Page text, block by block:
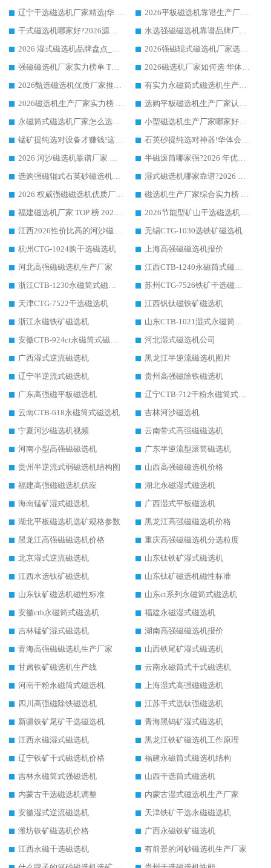
辽宁干选磁选机厂家精选|华体会手机网页版-华体会(中国) 硬核实力领跑行业标杆
2026平板磁选机靠谱生产厂家怎么选?行业标杆华体会手机网页版-华体会(中国) ，凭硬实力脱颖而出
干式磁选机哪家好?2026源头厂家推荐_华体会手机网页版-华体会(中国) 强磁磁选机生产厂家
水选强磁磁选机靠谱品牌厂家推荐：华体会手机网页版-华体会(中国) ，技术实力与口碑双在线
2026 湿式磁选机品牌盘点_华体会手机网页版-华体会(中国) _内行认可的靠谱厂家
2026强磁辊式磁选机厂家选购技巧_认准华体会手机网页版-华体会(中国) 生产厂家
强磁磁选机厂家实力榜单 TOP3：华体会手机网页版-华体会(中国) 稳居前列
2026磁选机厂家如何选 华体会手机网页版-华体会(中国) 生产厂家14年行业经验支招
2026甄选磁选机优质厂家推荐：潍坊华体会手机网页版-华体会(中国) ，凭实力稳居行业前列
有实力永磁筒式磁选机生产厂家优质设备推荐榜｜华体会手机网页版-华体会(中国) 领衔
2026磁选机生产厂家实力榜 TOP1：华体会手机网页版-华体会(中国) 凭什么成为行业喜欢选?
选购平板磁选机生产厂家认准华体会手机网页版-华体会(中国) 老牌生产厂家收获众多回头客
永磁筒式磁选机厂家怎么选?14 年老厂华体会手机网页版-华体会(中国) 凭实力出圈，这 5 大优势太圈粉
小型磁选机生产厂家哪家好?2026 年实测推荐，华体会手机网页版-华体会(中国) 十年口碑厂值得闭眼入
锰矿提纯选对设备才赚钱!这家临朐厂家的强磁辊磁选机凭啥成行业标杆?
石英砂提纯选对神器!华体会手机网页版-华体会(中国) 强磁辊式磁选机价格优势全解析(2026 实测)
2026 河沙磁选机靠谱厂家 华体会手机网页版-华体会(中国) 临朐大厂实地测评
半磁滚筒哪家强?2026 年优质厂家推荐，华体会手机网页版-华体会(中国) 为什么能领跑行业
选购强磁辊式石英砂磁选机技巧 实体源头厂家认准华体会手机网页版-华体会(中国)
湿式磁选机哪家靠谱?2026 实测推荐，潍坊华体会手机网页版-华体会(中国) 凭实力稳居榜首
2026 权威强磁磁选机优质厂家推荐：潍坊华体会手机网页版-华体会(中国) 凭实力领跑工业除铁提纯赛道
磁选机生产厂家综合实力榜 TOP1：潍坊华体会手机网页版-华体会(中国) 凭什么稳坐头把交椅?
福建磁选机厂家 TOP 榜 2026：华体会手机网页版-华体会(中国) 凭 18000GS 强磁技术稳坐第一，这 5 家闭眼选不踩坑
2026节能型矿山干选磁选机：无水高效选矿的核心装备
江西2026性价比高的河沙磁选机生产厂家工作原理(通俗 + 专业双版，适配产品文案/介绍使用)
无锡CTG-1030选铁矿磁选机
杭州CTG-1024购干选磁选机
上海高强磁磁选机报价
河北高强磁磁选机生产厂家
江西CTB-1240永磁筒式磁选机厂家
浙江CTB-1230永磁筒式磁选机生产厂家
苏州CTG-7526铁矿干选磁选机
天津CTG-7522干选磁选机
江西钒钛磁铁矿磁选机
浙江永磁铁矿磁选机
山东CTB-1021湿式永磁筒式磁选机
安徽CTB-924ct永磁筒式磁选机
河北湿式磁选机公司
广西湿式逆流磁选机
黑龙江半逆流磁选机图片
辽宁半逆流式磁选机
贵州高强磁除铁磁选机
广东高强磁平板磁选机
辽宁CTB-712干粉永磁筒式磁选机
云南CTB-618永磁筒式磁选机
吉林河沙磁选机
宁夏河沙磁选机视频
云南带式高强磁磁选机
河南小型高强磁磁选机
广东半逆流型滚筒磁选机
贵州半逆流式弱磁选机结构图
山西高强磁磁选机价格
福建高强磁磁选机供应
湖北永磁湿式磁选机
海南锰矿湿式磁选机
广西湿式平板磁选机
湖北平板磁选机选矿规格参数
黑龙江高强磁磁选机价格
黑龙江高强磁磁选机价格
重庆高强磁磁选机分选粒度
北京湿式逆流磁选机
山东钛铁矿湿式磁选机
江西水选钛矿磁选机
山东钛矿磁选机磁性标准
山东钛矿磁选机磁性标准
山东ct系列永磁筒式磁选机
安徽ctb永磁筒式磁选机
福建永磁湿式磁选机
吉林锰矿湿式磁选机
湖南高强磁磁选机报价
青海高强磁磁选机生产厂家
山西铁尾矿湿式磁选机
甘肃铁矿磁选机生产线
云南永磁筒式干式磁选机
河南干粉永磁筒式磁选机
上海湿式高强磁磁选机
四川高强磁除铁磁选机
江苏干式选钛强磁选机
新疆铁矿尾矿干选磁选机
青海黑钨矿湿式磁选机
江西永磁湿式磁选机
黑龙江铁矿磁选机工作原理
辽宁铁矿干式磁选机价格
福建永磁筒式磁选机结构
吉林永磁筒式强磁选机
山西干选筒式磁选机
内蒙古干选磁选机调整
内蒙古湿式磁选机生产厂家
安徽湿式逆流磁选机
天津铁矿干选永磁磁选机
潍坊铁矿磁选机价格
广西永磁铁矿磁选机
江西永磁干选磁选机
有前景的河砂磁选机生产厂家